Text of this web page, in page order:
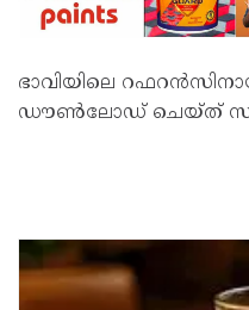
ഭാവിയിലെ
ഡൗൺലോഡ് ചെയ്ത്